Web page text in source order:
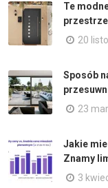
Te
20
Sposób
23
Jakie
Znamy
3